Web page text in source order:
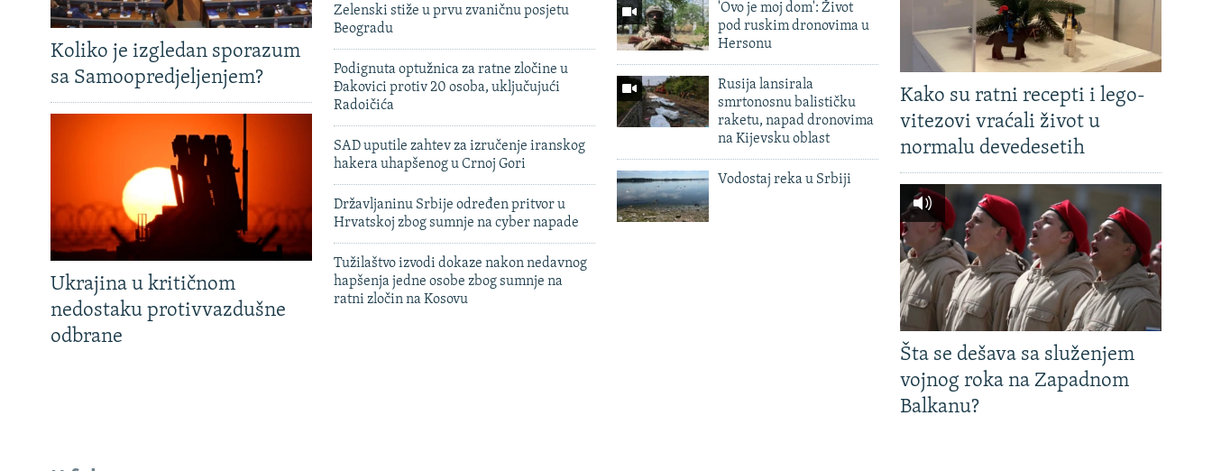
Koliko je izgledan sporazum
sa Samoopredjeljenjem?
Ukrajina u kritičnom
nedostaku protivvazdušne
odbrane
Zelenski stiže u prvu zvaničnu posjetu
Beogradu
Podignuta optužnica za ratne zločine u
Đakovici protiv 20 osoba, uključujući
Radoičića
SAD uputile zahtev za izručenje iranskog
hakera uhapšenog u Crnoj Gori
Državljaninu Srbije određen pritvor u
Hrvatskoj zbog sumnje na cyber napade
Tužilaštvo izvodi dokaze nakon nedavnog
hapšenja jedne osobe zbog sumnje na
ratni zločin na Kosovu
'Ovo je moj dom': Život
pod ruskim dronovima u
Hersonu
Rusija lansirala
smrtonosnu balističku
raketu, napad dronovima
na Kijevsku oblast
Vodostaj reka u Srbiji
Kako su ratni recepti i lego-
vitezovi vraćali život u
normalu devedesetih
Šta se dešava sa služenjem
vojnog roka na Zapadnom
Balkanu?